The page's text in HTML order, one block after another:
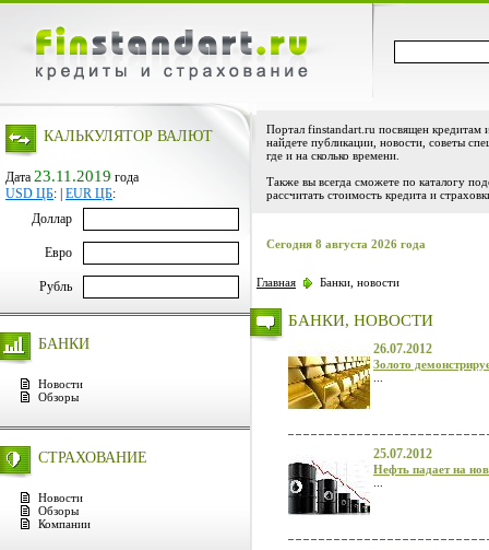
КАЛЬКУЛЯТОР ВАЛЮТ
Дата 23.11.2019 года
USD ЦБ: EUR ЦБ:
Доллар
Евро
Рубль
БАНКИ
Новости
Обзоры
СТРАХОВАНИЕ
Новости
Обзоры
Компании
Портал finstandart.ru посвящен кредитам
найдете публикации, новости, советы
где и на сколько времени.
Также вы всегда сможете по каталогу
рассчитать стоимость кредита и
Сегодня 8 августа 2026 года
Главная Банки, новости
БАНКИ, НОВОСТИ
26.07.2012
Золото
25.07.2012
Нефть падает на